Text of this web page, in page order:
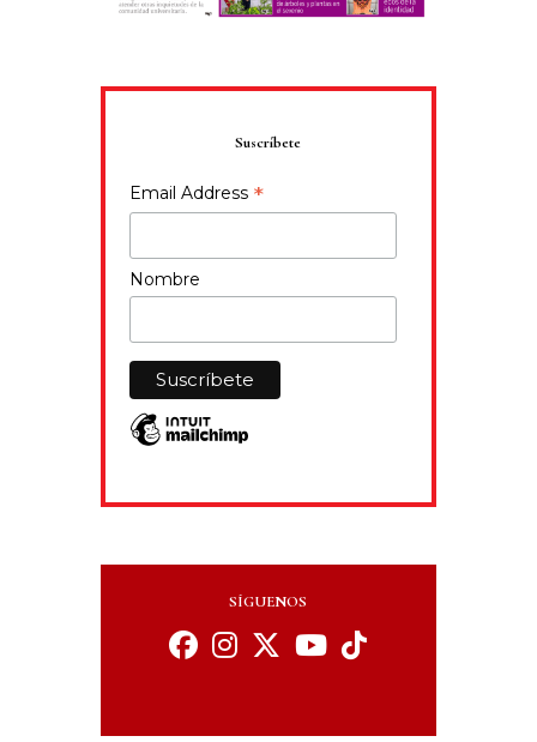
Suscríbete
Email Address *
Nombre
SÍGUENOS